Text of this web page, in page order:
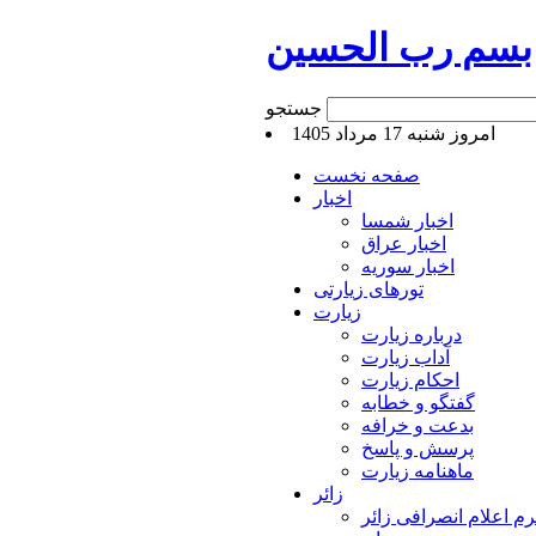
بسم رب الحسین
امروز شنبه 17 مرداد 1405
صفحه نخست
اخبار
اخبار شمسا
اخبار عراق
اخبار سوریه
تورهای زیارتی
زیارت
درباره زیارت
آداب زیارت
احکام زیارت
گفتگو و خطابه
بدعت و خرافه
پرسش و پاسخ
ماهنامه زیارت
زائر
اعلام انصرافی زائر